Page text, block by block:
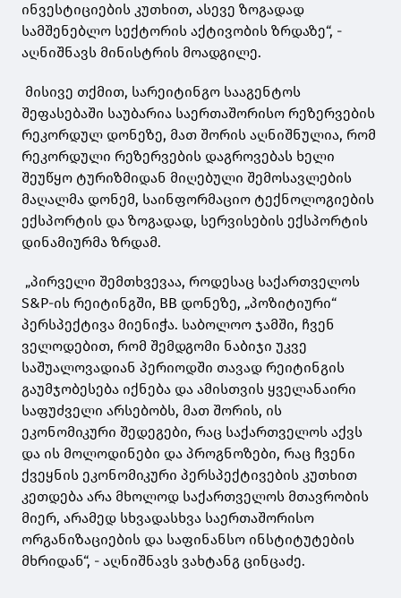
ინვესტიციების კუთხით, ასევე ზოგადად
სამშენებლო სექტორის აქტივობის ზრდაზე“, -
აღნიშნავს მინისტრის მოადგილე.
მისივე თქმით, სარეიტინგო სააგენტოს
შეფასებაში საუბარია საერთაშორისო რეზერვების
რეკორდულ დონეზე, მათ შორის აღნიშნულია, რომ
რეკორდული რეზერვების დაგროვებას ხელი
შეუწყო ტურიზმიდან მიღებული შემოსავლების
მაღალმა დონემ, საინფორმაციო ტექნოლოგიების
ექსპორტის და ზოგადად, სერვისების ექსპორტის
დინამიურმა ზრდამ.
„პირველი შემთხვევაა, როდესაც საქართველოს
S&P-ის რეიტინგში, BB დონეზე, „პოზიტიური“
პერსპექტივა მიენიჭა. საბოლოო ჯამში, ჩვენ
ველოდებით, რომ შემდგომი ნაბიჯი უკვე
საშუალოვადიან პერიოდში თავად რეიტინგის
გაუმჯობესება იქნება და ამისთვის ყველანაირი
საფუძველი არსებობს, მათ შორის, ის
ეკონომიკური შედეგები, რაც საქართველოს აქვს
და ის მოლოდინები და პროგნოზები, რაც ჩვენი
ქვეყნის ეკონომიკური პერსპექტივების კუთხით
კეთდება არა მხოლოდ საქართველოს მთავრობის
მიერ, არამედ სხვადასხვა საერთაშორისო
ორგანიზაციების და საფინანსო ინსტიტუტების
მხრიდან“, - აღნიშნავს ვახტანგ ცინცაძე.